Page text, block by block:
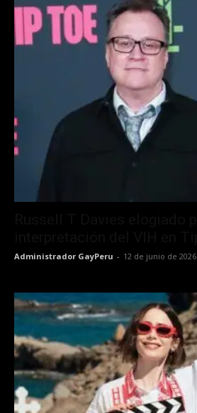
Administrador GayPeru - 12 de junio de 2026